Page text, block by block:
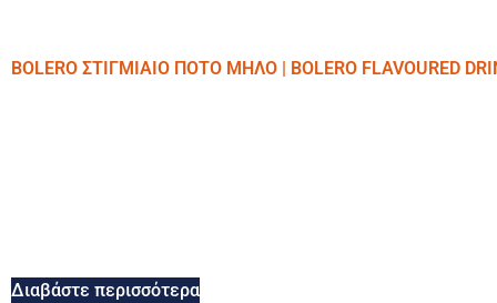
BOLERO ΣΤΙΓΜΙΑΙΟ ΠΟΤΟ ΜΗΛΟ | BOLERO FLAVOURED
Διαβάστε περισσότερα